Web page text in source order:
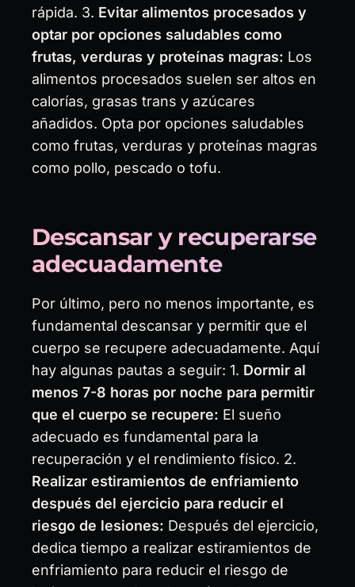
rápida. 3. Evitar alimentos procesados y
optar por opciones saludables como
frutas, verduras y proteínas magras: Los
alimentos procesados suelen ser altos en
calorías, grasas trans y azúcares
añadidos. Opta por opciones saludables
como frutas, verduras y proteínas magras
como pollo, pescado o tofu.
Descansar y recuperarse
adecuadamente
Por último, pero no menos importante, es
fundamental descansar y permitir que el
cuerpo se recupere adecuadamente. Aquí
hay algunas pautas a seguir: 1. Dormir al
menos 7-8 horas por noche para permitir
que el cuerpo se recupere: El sueño
adecuado es fundamental para la
recuperación y el rendimiento físico. 2.
Realizar estiramientos de enfriamiento
después del ejercicio para reducir el
riesgo de lesiones: Después del ejercicio,
dedica tiempo a realizar estiramientos de
enfriamiento para reducir el riesgo de